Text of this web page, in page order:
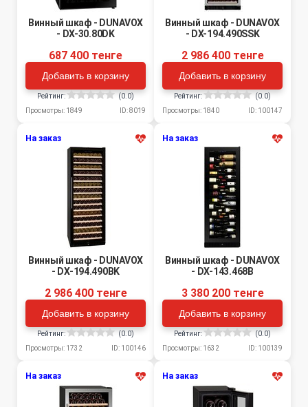
Винный шкаф - DUNAVOX
- DX-30.80DK
687 400 тенге
Добавить в корзину
Рейтинг:
(0.0)
Просмотры: 1849
ID: 8019
Винный шкаф - DUNAVOX
- DX-194.490SSK
2 986 400 тенге
Добавить в корзину
Рейтинг:
(0.0)
Просмотры: 1840
ID: 100147
На заказ
Винный шкаф - DUNAVOX
- DX-194.490BK
2 986 400 тенге
Добавить в корзину
Рейтинг:
(0.0)
Просмотры: 1732
ID: 100146
На заказ
Винный шкаф - DUNAVOX
- DX-143.468B
3 380 200 тенге
Добавить в корзину
Рейтинг:
(0.0)
Просмотры: 1632
ID: 100139
На заказ На заказ